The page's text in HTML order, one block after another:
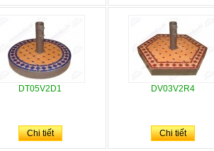
DT05V2D1
Chi tiết
DV03V2R4
Chi tiết